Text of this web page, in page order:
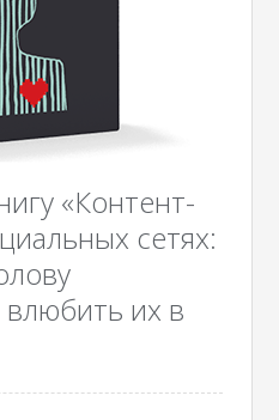
«Контент-
сетях:
их в